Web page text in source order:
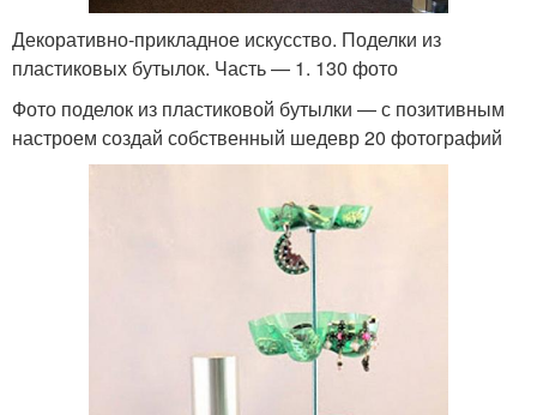
Декоративно-прикладное искусство. Поделки из
пластиковых бутылок. Часть — 1. 130 фото
Фото поделок из пластиковой бутылки — с позитивным
настроем создай собственный шедевр 20 фотографий